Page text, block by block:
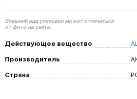
Внешний вид упаковки может отличаться
от фото на сайте.
Действующее вещество
Производитель
Страна